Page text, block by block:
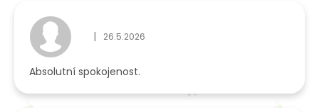
Hodnocení obchodu je 5 z 5 hvězdiček.
| 26.5.2026
Absolutní spokojenost.